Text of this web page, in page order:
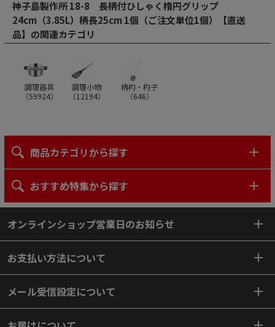
神子島製作所 18-8 長柄付ひしゃく楕円グリップ
24cm（3.85L）柄長25cm 1個（ご注文単位1個）【直送
品】の関連カテゴリ
調理器具
（59924）
調理小物
（12194）
柄杓・杓子
（646）
商品カテゴリから探す
おすすめ特集から探す
オンラインショップ営業日のお知らせ
お支払い方法について
メール受信設定について